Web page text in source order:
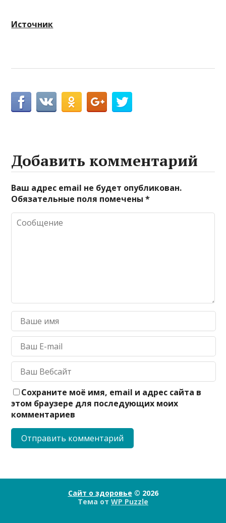
Источник
Добавить комментарий
Ваш адрес email не будет опубликован.
Обязательные поля помечены*
Сохраните моё имя, email и адрес сайта в
этом браузере для последующих моих
комментариев
Сайт о здоровье © 2026
Тема от WP Puzzle